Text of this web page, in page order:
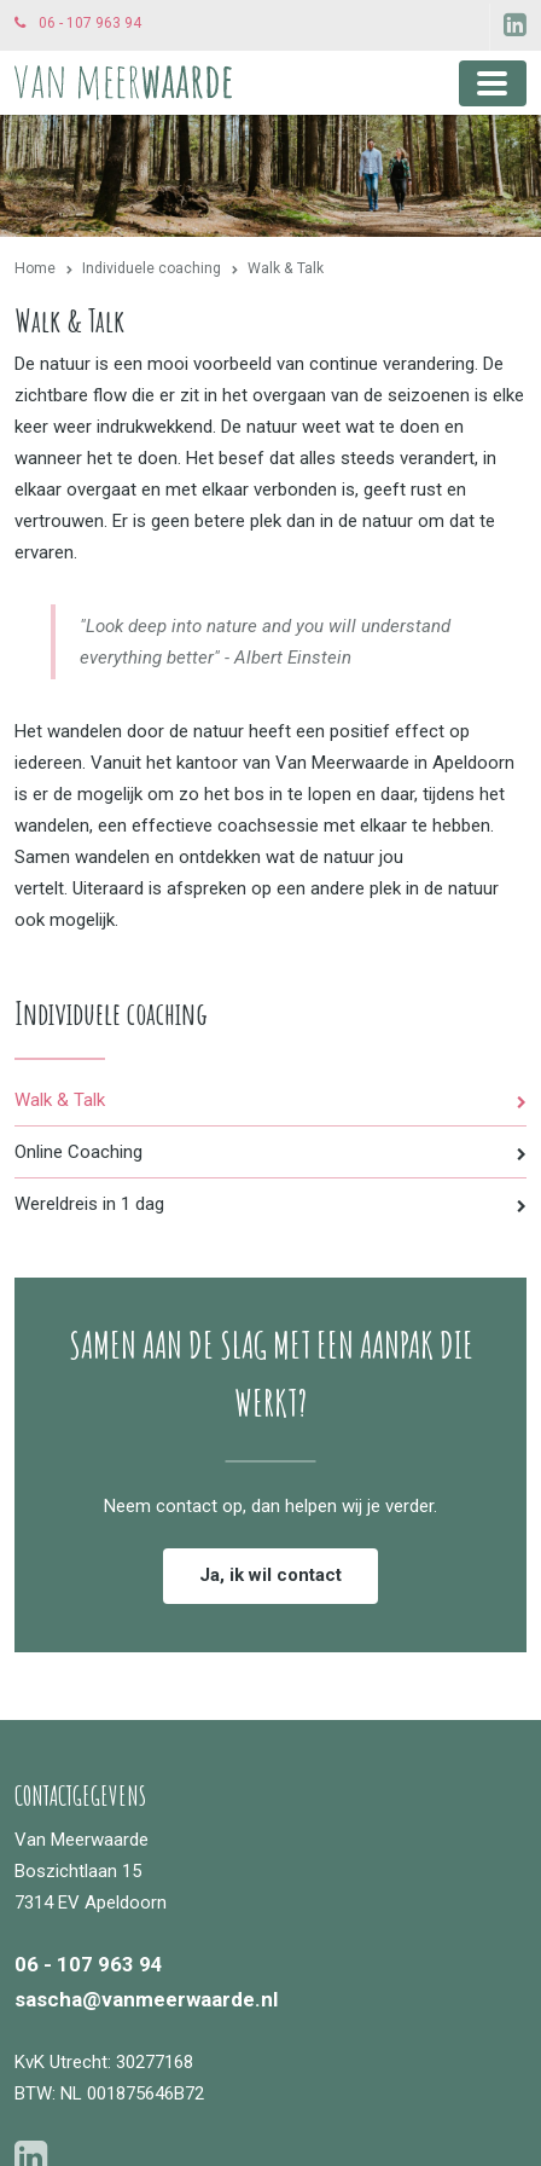
06 - 107 963 94
Home Individuele coaching Walk & Talk
Walk & Talk
De natuur is een mooi voorbeeld van continue verandering. De
zichtbare flow die er zit in het overgaan van de seizoenen is elke
keer weer indrukwekkend. De natuur weet wat te doen en
wanneer het te doen. Het besef dat alles steeds verandert, in
elkaar overgaat en met elkaar verbonden is, geeft rust en
vertrouwen. Er is geen betere plek dan in de natuur om dat te
ervaren.
"Look deep into nature and you will understand
everything better" - Albert Einstein
Het wandelen door de natuur heeft een positief effect op
iedereen. Vanuit het kantoor van Van Meerwaarde in Apeldoorn
is er de mogelijk om zo het bos in te lopen en daar, tijdens het
wandelen, een effectieve coachsessie met elkaar te hebben.
Samen wandelen en ontdekken wat de natuur jou
vertelt. Uiteraard is afspreken op een andere plek in de natuur
ook mogelijk.
Individuele coaching
Walk & Talk
Online Coaching
Wereldreis in 1 dag
SAMEN AAN DE SLAG MET EEN AANPAK DIE
WERKT?
Neem contact op, dan helpen wij je verder.
Ja, ik wil contact
CONTACTGEGEVENS
Van Meerwaarde
Boszichtlaan 15
7314 EV Apeldoorn
06 - 107 963 94
sascha@vanmeerwaarde.nl
KvK Utrecht: 30277168
BTW: NL 001875646B72